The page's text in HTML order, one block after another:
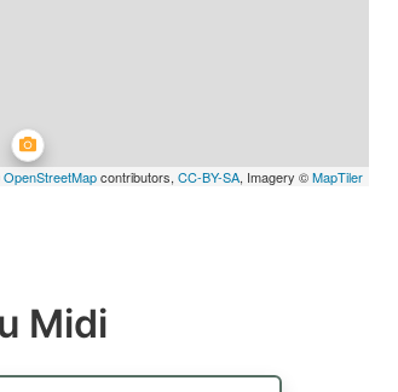
OpenStreetMapcontributors, CC-BY-SA, Imagery ©MapTiler
Midi